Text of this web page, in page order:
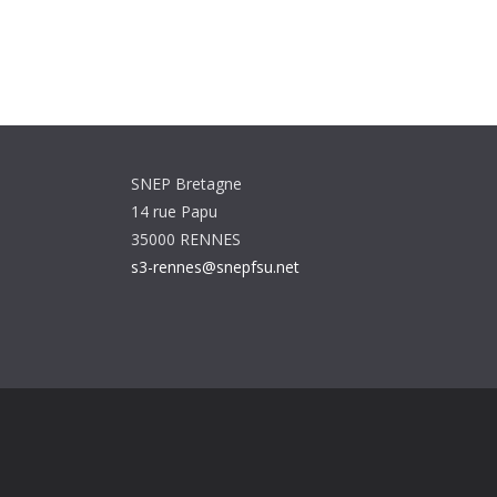
SNEP Bretagne
14 rue Papu
35000 RENNES
s3-rennes@snepfsu.net